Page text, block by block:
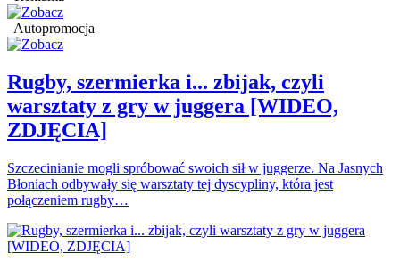
Autopromocja
Rugby, szermierka i... zbijak, czyli
warsztaty z gry w juggera [WIDEO,
ZDJĘCIA]
Szczecinianie mogli spróbować swoich sił w juggerze. Na Jasnych
Błoniach odbywały się warsztaty tej dyscypliny, która jest
połączeniem rugby…